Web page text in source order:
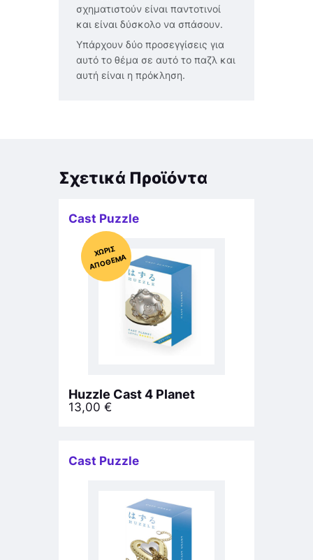
σχηματιστούν είναι παντοτινοί
και είναι δύσκολο να σπάσουν.
Υπάρχουν δύο προσεγγίσεις για
αυτό το θέμα σε αυτό το παζλ και
αυτή είναι η πρόκληση.
Σχετικά Προϊόντα
Cast Puzzle
Χ
ΩΡΊΣ
Α
Π
Ό
ΘΕ
ΜΑ
Huzzle Cast 4 Planet
13,00 €
Cast Puzzle